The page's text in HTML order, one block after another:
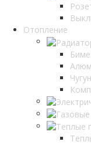
Отопление